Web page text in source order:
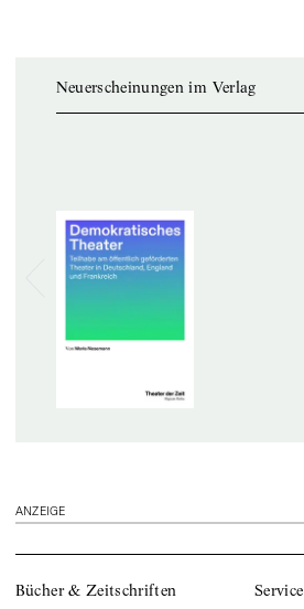
Neuerscheinungen im Verlag
ANZEIGE
Bücher & Zeitschriften Service